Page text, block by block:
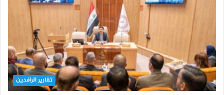
تقارير الرافدين